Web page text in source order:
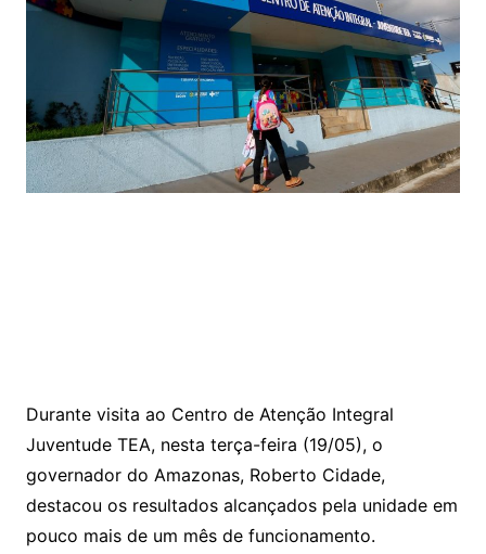
Durante visita ao Centro de Atenção Integral
Juventude TEA, nesta terça-feira (19/05), o
governador do Amazonas, Roberto Cidade,
destacou os resultados alcançados pela unidade em
pouco mais de um mês de funcionamento.